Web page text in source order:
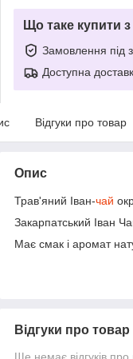
Що таке купити
Замовлення під
Доступна
Відгуки про товар
Опис
Трав'яний Іван-чай
Закарпатський Іван
Має смак і аромат
Відгуки про товар
Ще немає відгуків